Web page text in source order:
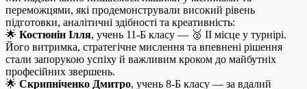
переможцями, які продемонстрували високий рівень
підготовки, аналітичні здібності та креативність:
🌟 Костюнін Ілля, учень 11-Б класу — 🥈 ІІ місце у турнірі.
Його витримка, стратегічне мислення та впевнені рішення
стали запорукою успіху й важливим кроком до майбутніх
професійних звершень.
🌟 Скрипніченко Дмитро, учень 8-Б класу — за вдалий